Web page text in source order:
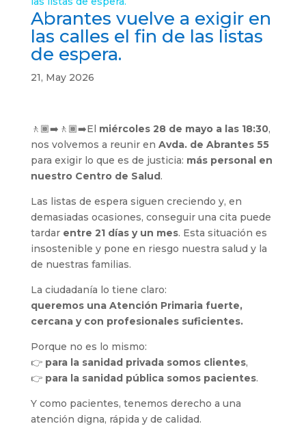
Abrantes vuelve a exigir en
las calles el fin de las listas
de espera.
21, May 2026
🚶🏾‍➡️🚶🏾‍➡️El miércoles 28 de mayo a las 18:30,
nos volvemos a reunir en Avda. de Abrantes 55
para exigir lo que es de justicia: más personal en
nuestro Centro de Salud.
Las listas de espera siguen creciendo y, en
demasiadas ocasiones, conseguir una cita puede
tardar entre 21 días y un mes. Esta situación es
insostenible y pone en riesgo nuestra salud y la
de nuestras familias.
La ciudadanía lo tiene claro:
queremos una Atención Primaria fuerte,
cercana y con profesionales suficientes.
Porque no es lo mismo:
👉 para la sanidad privada somos clientes,
👉 para la sanidad pública somos pacientes.
Y como pacientes, tenemos derecho a una
atención digna, rápida y de calidad.